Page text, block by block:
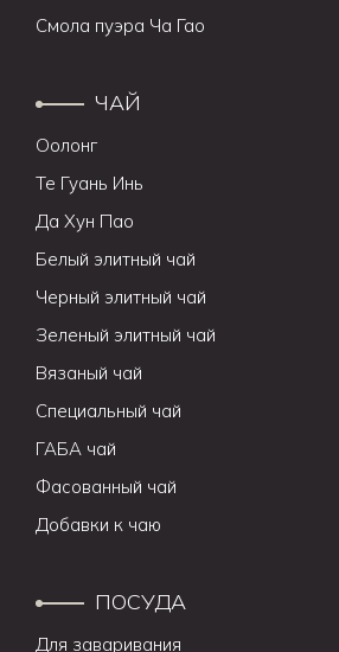
Смола пуэра Ча Гао
ЧАЙ
Оолонг
Те Гуань Инь
Да Хун Пао
Белый элитный чай
Черный элитный чай
Зеленый элитный чай
Вязаный чай
Специальный чай
ГАБА чай
Фасованный чай
Добавки к чаю
ПОСУДА
Для заваривания